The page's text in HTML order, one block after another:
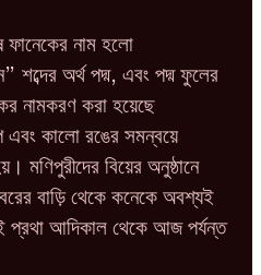
ফানেকের নাম হলো
অর্থ পদ্ম, এবং পদ্ম ফুলের
নামকরণ করা হয়েছে
এবং কালো রঙের সমন্বয়ে
মণিপুরীদের বিয়ের অনুষ্ঠানে
বাড়ি থেকে কনেকে অবশ্যই
প্রথা আদিকাল থেকে আজ পর্যন্ত